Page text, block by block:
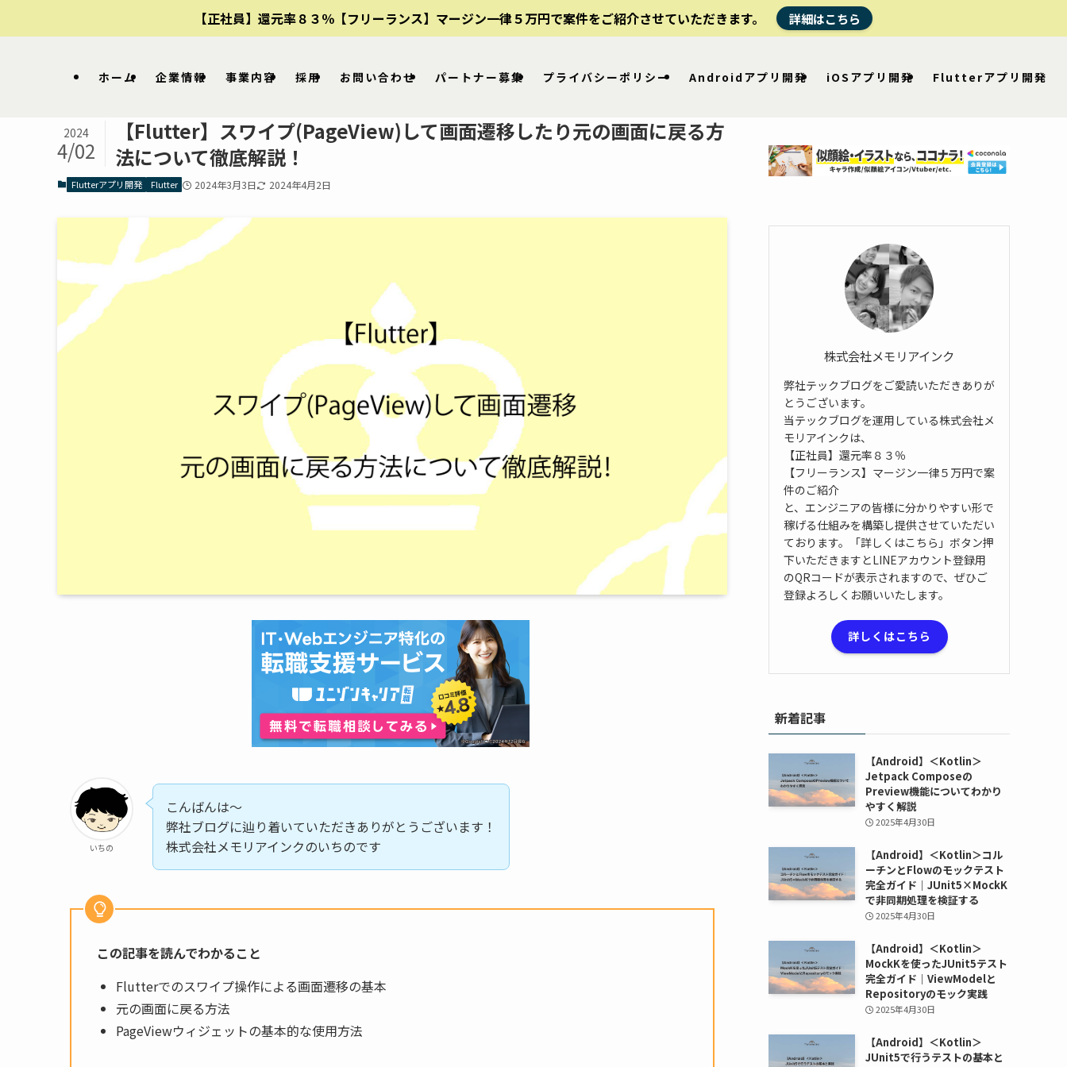
【正社員】還元率８３％【フリーランス】マージン一律５万円で案件をご紹介させていただきます。 詳細はこちら
ホーム 企業情報 事業内容 採用 お問い合わせ パートナー募集 プライバシーポリシー Androidアプリ開発 iOSアプリ開発 Flutterアプリ開発
【Flutter】スワイプ(PageView)して画面遷移したり元の画面に戻る方
法について徹底解説！
2024
4/02
Flutterアプリ開発 Flutter 2024年3月3日 2024年4月2日
いちの
こんばんは〜
弊社ブログに辿り着いていただきありがとうございます！
株式会社メモリアインクのいちのです
この記事を読んでわかること
Flutterでのスワイプ操作による画面遷移の基本
元の画面に戻る方法
PageViewウィジェットの基本的な使用方法
株式会社メモリアインク
弊社テックブログをご愛読いただきありが
とうございます。
当テックブログを運用している株式会社メ
モリアインクは、
【正社員】還元率８３％
【フリーランス】マージン一律５万円で案
件のご紹介
と、エンジニアの皆様に分かりやすい形で
稼げる仕組みを構築し提供させていただい
ております。「詳しくはこちら」ボタン押
下いただきますとLINEアカウント登録用
のQRコードが表示されますので、ぜひご
登録よろしくお願いいたします。
詳しくはこちら
新着記事
【Android】＜Kotlin＞
Jetpack Composeの
Preview機能についてわかり
やすく解説
2025年4月30日
【Android】＜Kotlin＞コル
ーチンとFlowのモックテスト
完全ガイド｜JUnit5×MockK
で非同期処理を検証する
2025年4月30日
【Android】＜Kotlin＞
MockKを使ったJUnit5テスト
完全ガイド｜ViewModelと
Repositoryのモック実践
2025年4月30日
【Android】＜Kotlin＞
JUnit5で行うテストの基本と